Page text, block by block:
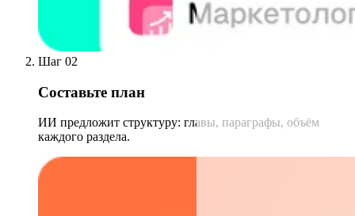
Шаг 02
Составьте план
ИИ предложит структуру: главы, параграфы, объём
каждого раздела.